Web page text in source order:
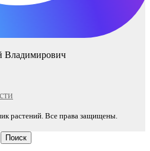
Владимирович
растений. Все права защищены.
Поиск